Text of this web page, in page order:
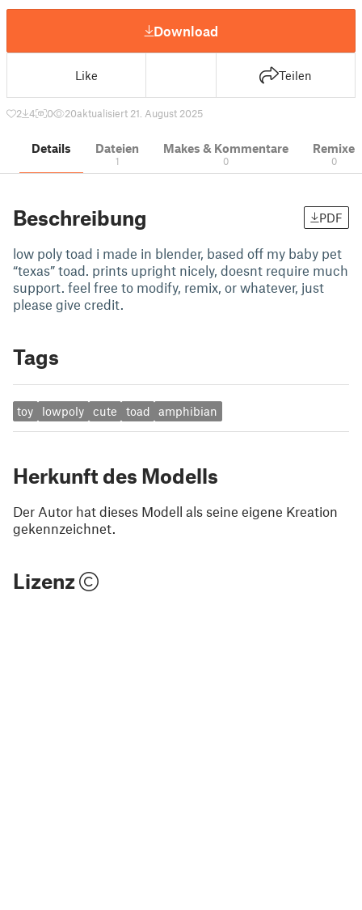
Download
Like Teilen
2 4 0 20aktualisiert 21. August 2025
Details Dateien
1
Makes & Kommentare
0
Remixe
0
Beschreibung PDF
low poly toad i made in blender, based off my baby pet
“texas” toad. prints upright nicely, doesnt require much
support. feel free to modify, remix, or whatever, just
please give credit.
Tags
toy lowpoly cute toad amphibian
Herkunft des Modells
Der Autor hat dieses Modell als seine eigene Kreation
gekennzeichnet.
Lizenz